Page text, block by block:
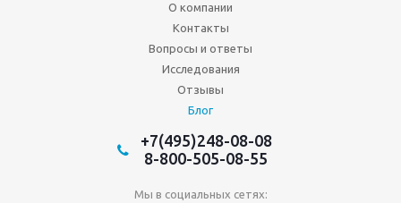
О компании
Контакты
Вопросы и ответы
Исследования
Отзывы
Блог
+7(495)248-08-08
8-800-505-08-55
Мы в социальных сетях: